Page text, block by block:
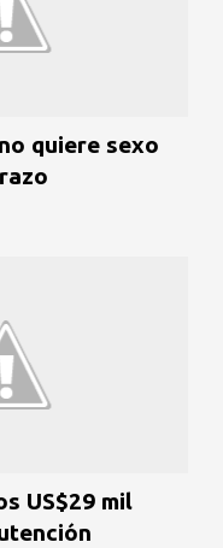
quiere sexo
US$29 mil